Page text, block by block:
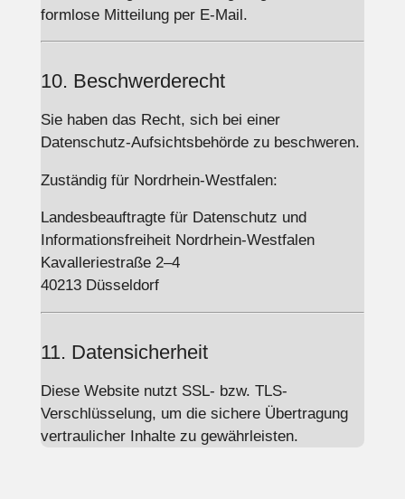
formlose Mitteilung per E-Mail.
10. Beschwerderecht
Sie haben das Recht, sich bei einer
Datenschutz-Aufsichtsbehörde zu beschweren.
Zuständig für Nordrhein-Westfalen:
Landesbeauftragte für Datenschutz und
Informationsfreiheit Nordrhein-Westfalen
Kavalleriestraße 2–4
40213 Düsseldorf
11. Datensicherheit
Diese Website nutzt SSL- bzw. TLS-
Verschlüsselung, um die sichere Übertragung
vertraulicher Inhalte zu gewährleisten.